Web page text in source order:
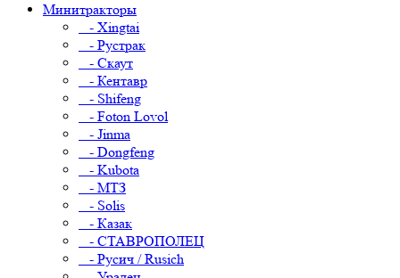
Минитракторы
- Xingtai
- Рустрак
- Скаут
- Кентавр
- Shifeng
- Foton Lovol
- Jinma
- Dongfeng
- Kubota
- МТЗ
- Solis
- Казак
- СТАВРОПОЛЕЦ
- Русич / Rusich